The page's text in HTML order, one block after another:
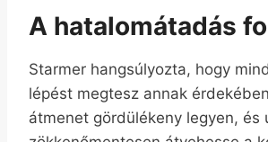
A hatalomátadás
Starmer hangsúlyozta, hogy
lépést megtesz annak
átmenet gördülékeny legyen, és